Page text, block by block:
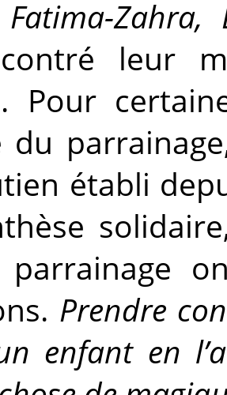
Fatima-Zahra,
leur
Pour
du
établi
Prendre
enfant en